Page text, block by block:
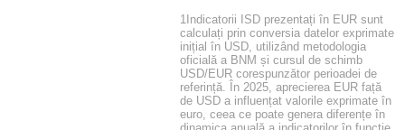
1Indicatorii ISD prezentați în EUR sunt
calculați prin conversia datelor exprimate
inițial în USD, utilizând metodologia
oficială a BNM și cursul de schimb
USD/EUR corespunzător perioadei de
referință. În 2025, aprecierea EUR față
de USD a influențat valorile exprimate în
euro, ceea ce poate genera diferențe în